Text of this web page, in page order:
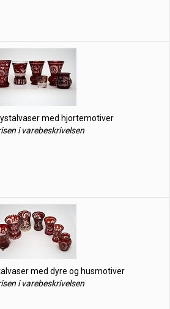
med hjortemotiver
i varebeskrivelsen
med dyre og husmotiver
i varebeskrivelsen